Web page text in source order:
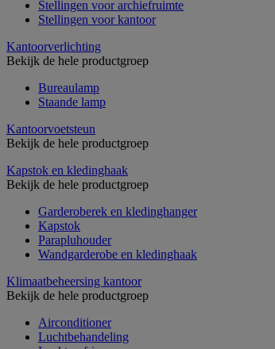
Stellingen voor archiefruimte
Stellingen voor kantoor
Kantoorverlichting
Bekijk de hele productgroep
Bureaulamp
Staande lamp
Kantoorvoetsteun
Bekijk de hele productgroep
Kapstok en kledinghaak
Bekijk de hele productgroep
Garderoberek en kledinghanger
Kapstok
Parapluhouder
Wandgarderobe en kledinghaak
Klimaatbeheersing kantoor
Bekijk de hele productgroep
Airconditioner
Luchtbehandeling